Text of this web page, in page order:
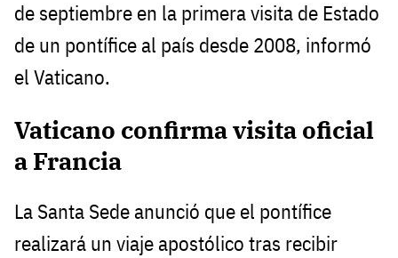
de septiembre en la primera visita de Estado
de un pontífice al país desde 2008, informó
el Vaticano.
Vaticano confirma visita oficial
a Francia
La Santa Sede anunció que el pontífice
realizará un viaje apostólico tras recibir